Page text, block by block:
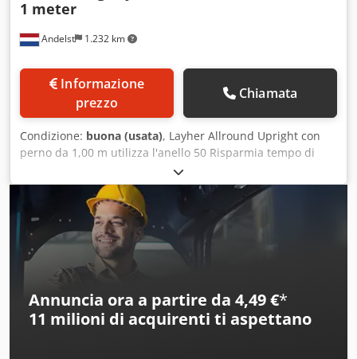
Andelst 1.232 km
1 meter
prezzo
Chiamata
Condizione: buona (usata), Layher Allround Upright con
perno da 1,00 m utilizza l'anello 50 Risparmia tempo di
assemblaggio grazie al sistema ad anelli e alla stabilità
dimensionale delle parti. Robusto e affidabile: realizzato in
acciaio di alta qualità per la massima stabilità. Grande
versatilità: adatto per costruzioni di ponteggi alti e varie
applicazioni. Design durevole: resiste ad un uso intensivo
e a carichi pesanti. Sicurezza garantita: soddisfa i più
severi requisiti di sicurezza. Cjdpfxjw Ei Rie Adrsrf Il
Annuncia ora a partire da 4,49 €*
11 milioni di acquirenti ti aspettano